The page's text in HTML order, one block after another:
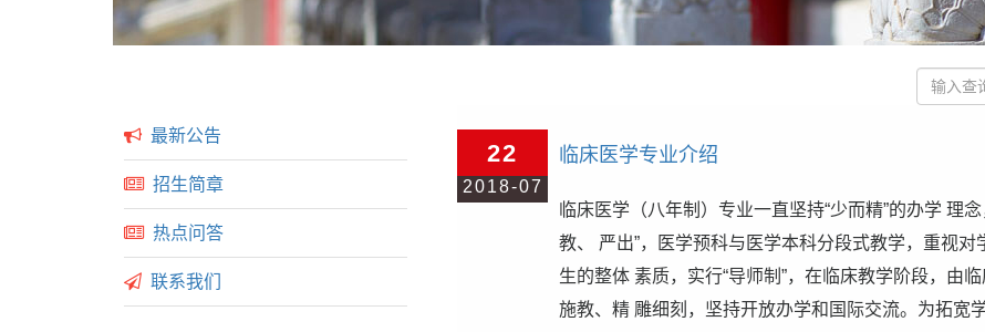
最新公告
招生简章
热点问答
联系我们
22
2018-07
临床医学专业介绍
临床医学（八年制）专业一直坚持“少而精”的办学 理
教、 严出”，医学预科与医学本科分段式教学，重视
生的整体 素质，实行“导师制”，在临床教学阶段，由
施教、精 雕细刻，坚持开放办学和国际交流。为拓宽